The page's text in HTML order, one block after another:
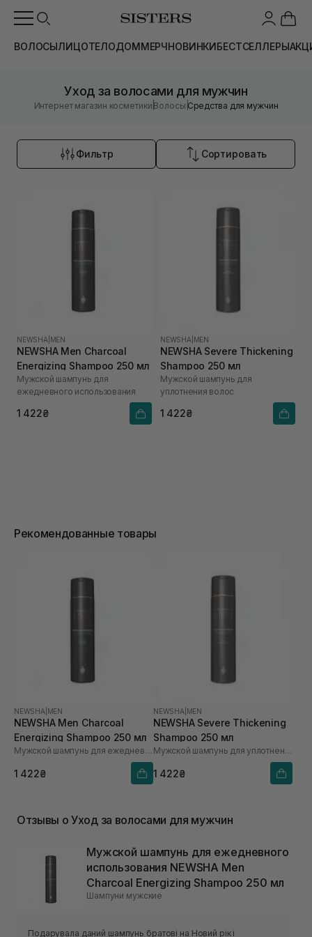
ВОЛОСЫЛИЦОТЕЛОДОММЕРЧНОВИНКИБЕСТСЕЛЛЕРЫ
Уход за волосами для мужчин
Интернет магазин косметики |Волосы |Средства для мужчин
Фильтр Сортировать
NEWSHA MEN
NEWSHA Men Charcoal
Energizing Shampoo 250 мл
Мужской шампунь для
ежедневного использования
1 422₴
NEWSHA MEN
NEWSHA Severe Thickening
Shampoo 250 мл
Мужской шампунь для
уплотнения волос
1 422₴
Рекомендованные товары
NEWSHA| MEN
NEWSHA Men Charcoal
Energizing Shampoo 250 мл
Мужской шампунь для ежедневного использования
1 422₴
NEWSHA| MEN
NEWSHA Severe Thickening
Shampoo 250 мл
Мужской шампунь для уплотнения волос
1 422₴
Отзывы о Уход за волосами для мужчин
Мужской шампунь для ежедневного
использования NEWSHA Men
Charcoal Energizing Shampoo 250 мл
Шампуни мужские
Подарувала даний шампунь братові на Новий рік і